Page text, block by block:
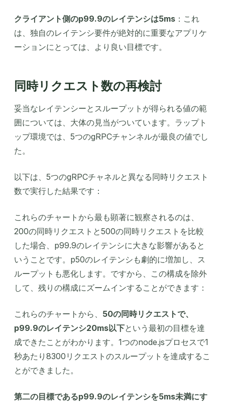
クライアント側のp99.9のレイテンシは5ms ：これ
は、独自のレイテンシ要件が絶対的に重要なアプリケ
ーションにとっては、より良い目標です。
同時リクエスト数の再検討
妥当なレイテンシーとスループットが得られる値の範
囲については、大体の見当がついています。ラップト
ップ環境では、5つのgRPCチャンネルが最良の値でし
た。
以下は、5つのgRPCチャネルと異なる同時リクエスト
数で実行した結果です：
これらのチャートから最も顕著に観察されるのは、
200の同時リクエストと500の同時リクエストを比較
した場合、p99.9のレイテンシに大きな影響があると
いうことです。p50のレイテンシも劇的に増加し、ス
ループットも悪化します。ですから、この構成を除外
して、残りの構成にズームインすることができます：
これらのチャートから、 50の同時リクエストで、
p99.9のレイテンシ20ms以下という最初の目標を達
成できたことがわかります。1つのnode.jsプロセスで1
秒あたり8300リクエストのスループットを達成するこ
とができました。
第二の目標であるp99.9のレイテンシを5ms未満にす